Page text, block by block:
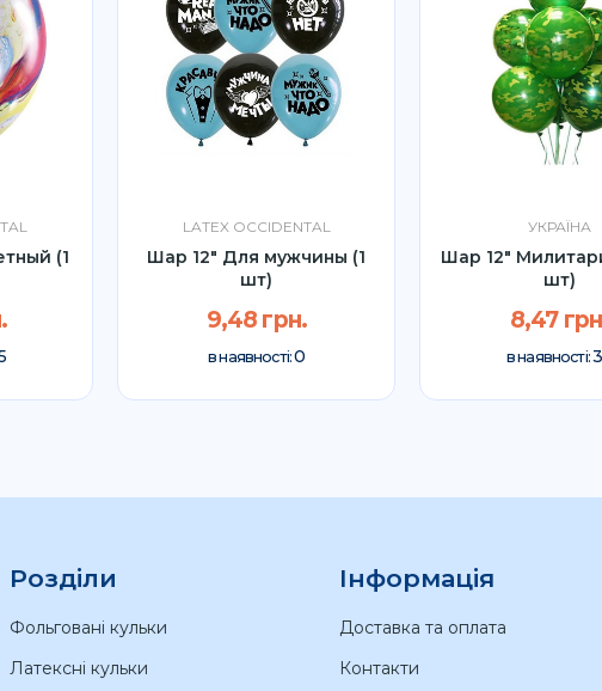
(1
LATEX OCCIDENTAL
Шар 12″ Для мужчины (1
шт)
9,48 грн.
в наявності:0
УКРАЇНА
Шар 12"
шт)
8,47
в наявності:
Розділи
Фольговані кульки
Латексні кульки
Інформація
Доставка та оплата
Контакти